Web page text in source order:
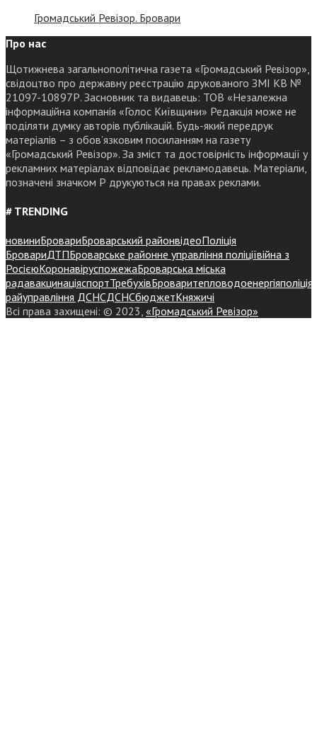
Громадський Ревізор. Бровари
Про нас
Щотижнева загальнополітична газета «Громадський Ревізор»,
свідоцтво про державну реєстрацію друкованого ЗМІ КВ №
21097-10897Р. Засновник та видавець: ТОВ «Незалежна
інформаційна компанія «Голос Київщини» Редакція може не
поділяти думку авторів публікацій. Будь-який передрук
матеріалів – з обов’язковим посиланням на газету
«Громадський Ревізор». За зміст та достовірність інформації у
рекламних матеріалах відповідає рекламодавець. Матеріали,
позначені значком Р друкуються на правах реклами.
# TRENDING
новиниБровариБроварський районвідеоПоліція
БровариДТПБроварське районне управління поліціївійна з
РосієюКоронавіруспожежаБроварська міська
радавакцинаціяспортТребухівБроваритепловодоенергіяполіція
райуправління ДСНСДСНСбюджетКняжичі
Всі права захищені: © 2023, «Громадський Ревізор»